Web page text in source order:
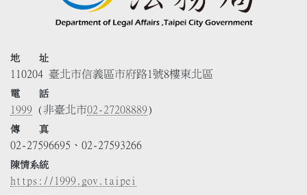
地 址
110204 臺北市信義區市府路1號8樓東北區
電 話
1999 (非臺北市02-27208889)
傳 真
02-27596695、02-27593266
陳情系統
https://1999.gov.taipei